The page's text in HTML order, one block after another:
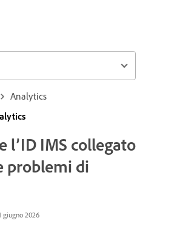
Analytics
l’ID IMS collegato
problemi di
giugno 2026